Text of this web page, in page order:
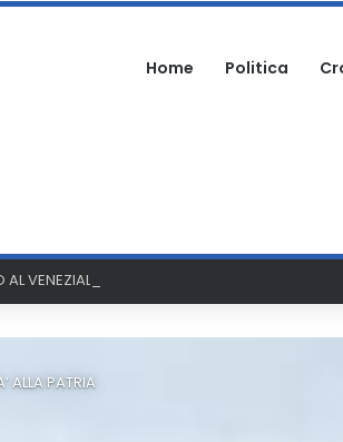
Home Politica
VENEZIALE TRASFERITO IN ELICOTTERO
ALLA PATRIA